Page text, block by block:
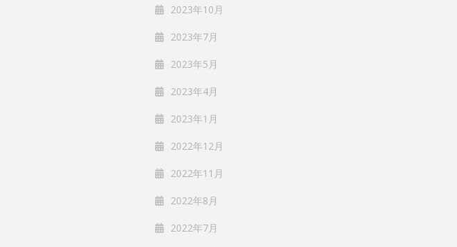
2023年10月
2023年7月
2023年5月
2023年4月
2023年1月
2022年12月
2022年11月
2022年8月
2022年7月